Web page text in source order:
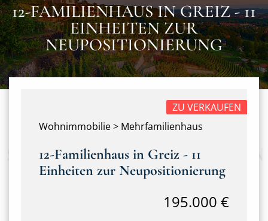
12-FAMILIENHAUS IN GREIZ - 11
EINHEITEN ZUR
NEUPOSITIONIERUNG
Wohnimmobilie > Mehrfamilienhaus
ZU VERKAUFEN
12-Familienhaus in Greiz - 11
Einheiten zur Neupositionierung
195.000 €